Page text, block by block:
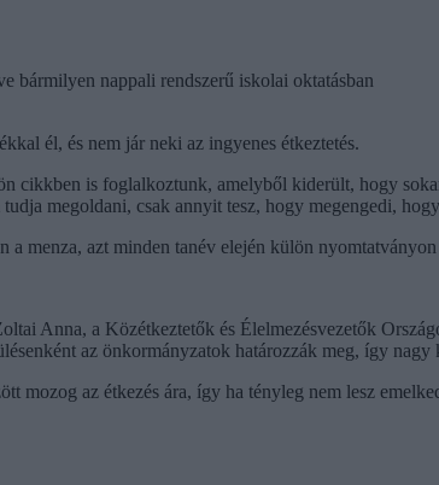
bármilyen nappali rendszerű iskolai oktatásban
él, és nem jár neki az ingyenes étkeztetés.
cikkben is foglalkoztunk, amelyből kiderült, hogy
megoldani, csak annyit tesz, hogy megengedi,
menza, azt minden tanév elején külön
Anna, a Közétkeztetők és Élelmezésvezetők
az önkormányzatok határozzák meg, így
mozog az étkezés ára, így ha tényleg nem lesz